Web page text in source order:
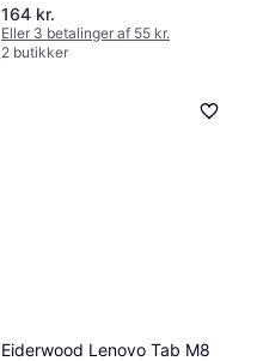
164 kr.
Eller 3 betalinger af 55 kr.
2 butikker
Eiderwood Lenovo Tab M8